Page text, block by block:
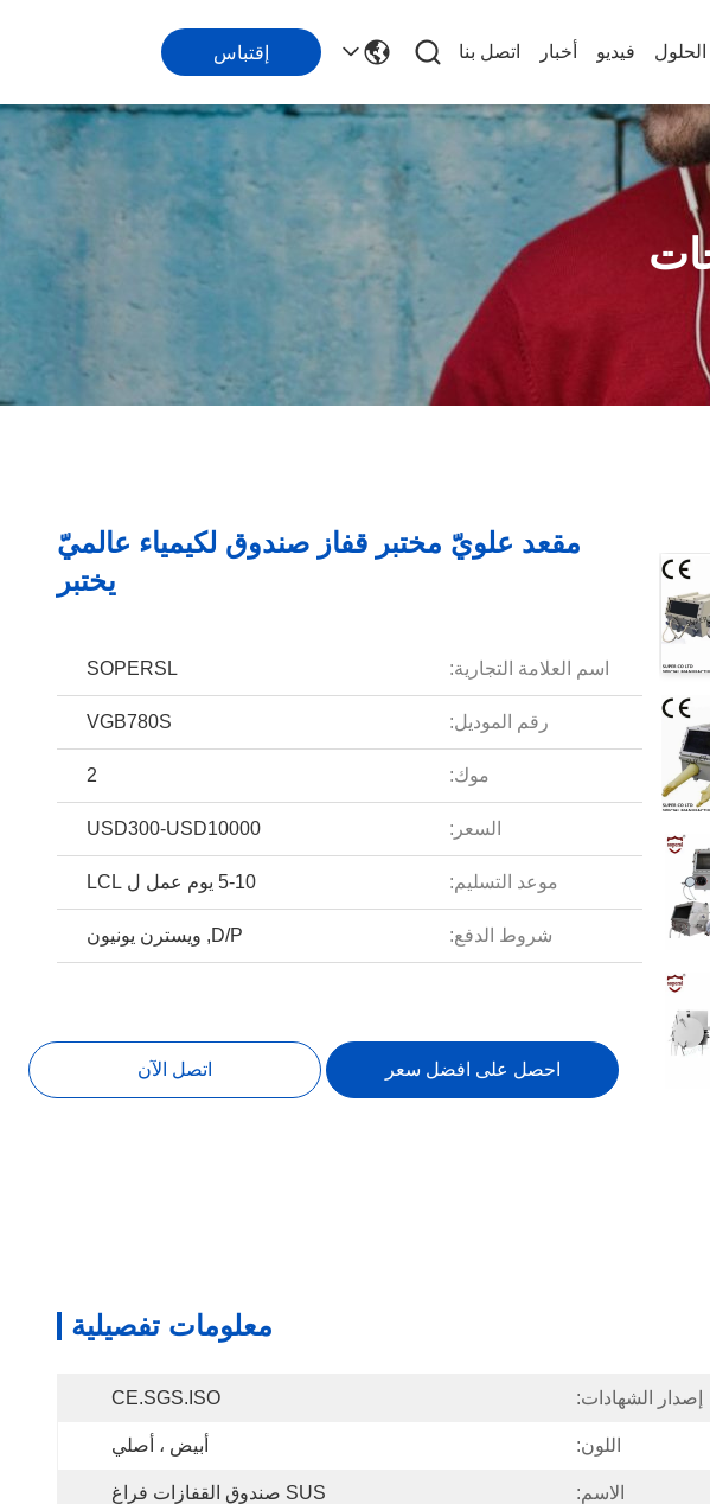
الحلول فيديو أخبار اتصل بنا إقتباس
مقعد علويّ مختبر قفاز صندوق لكيمياء عالميّ
يختبر
اسم العلامة التجارية: SOPERSL
رقم الموديل: VGB780S
موك: 2
السعر: USD300-USD10000
موعد التسليم: 5-10 يوم عمل ل LCL
شروط الدفع: D/P, ويسترن يونيون
احصل على افضل سعر اتصل الآن
معلومات تفصيلية
إصدار الشهادات: CE.SGS.ISO
اللون: أبيض ، أصلي
الاسم: SUS صندوق القفازات فراغ